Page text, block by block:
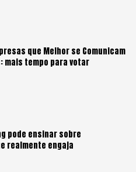
que Melhor se Comunicam
mais tempo para votar
pode ensinar sobre
realmente engaja